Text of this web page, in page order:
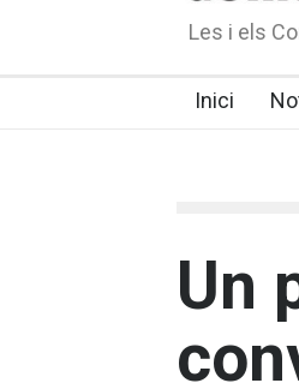
Les i els
Inici
Un